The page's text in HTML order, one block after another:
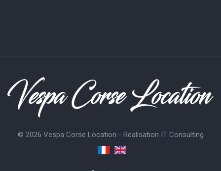
© 2026 Vespa Corse Location - Réalisation IT Consulting